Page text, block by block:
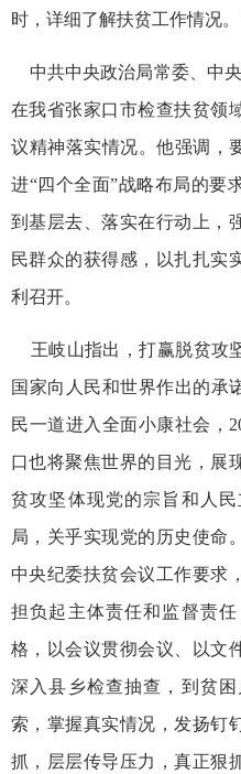
时，详细了解扶贫工作情况
中共中央政治局常委、中
在我省张家口市检查扶贫领
议精神落实情况。他强调，
进“四个全面”战略布局的要
到基层去、落实在行动上，
民群众的获得感，以扎扎实
利召开。
王岐山指出，打赢脱贫攻
国家向人民和世界作出的承
民一道进入全面小康社会，
口也将聚焦世界的目光，展
贫攻坚体现党的宗旨和人
局，关乎实现党的历史使命
中央纪委扶贫会议工作要求
担负起主体责任和监督责
格，以会议贯彻会议、以文
深入县乡检查抽查，到贫
索，掌握真实情况，发扬钉
抓，层层传导压力，真正狠